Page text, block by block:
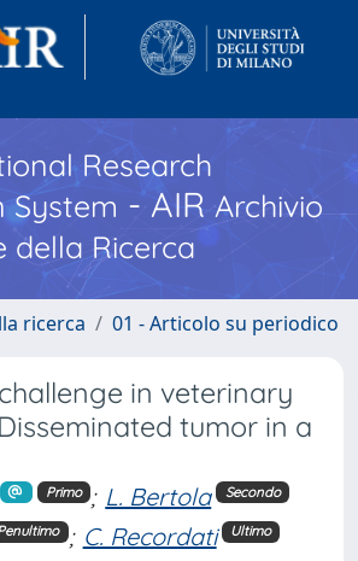
Research
System - AIR Archivio
della Ricerca
ricerca 01 - Articolo su periodico
in veterinary
tumor in a
Primo ; L. Bertola Secondo
; C. Recordati Ultimo